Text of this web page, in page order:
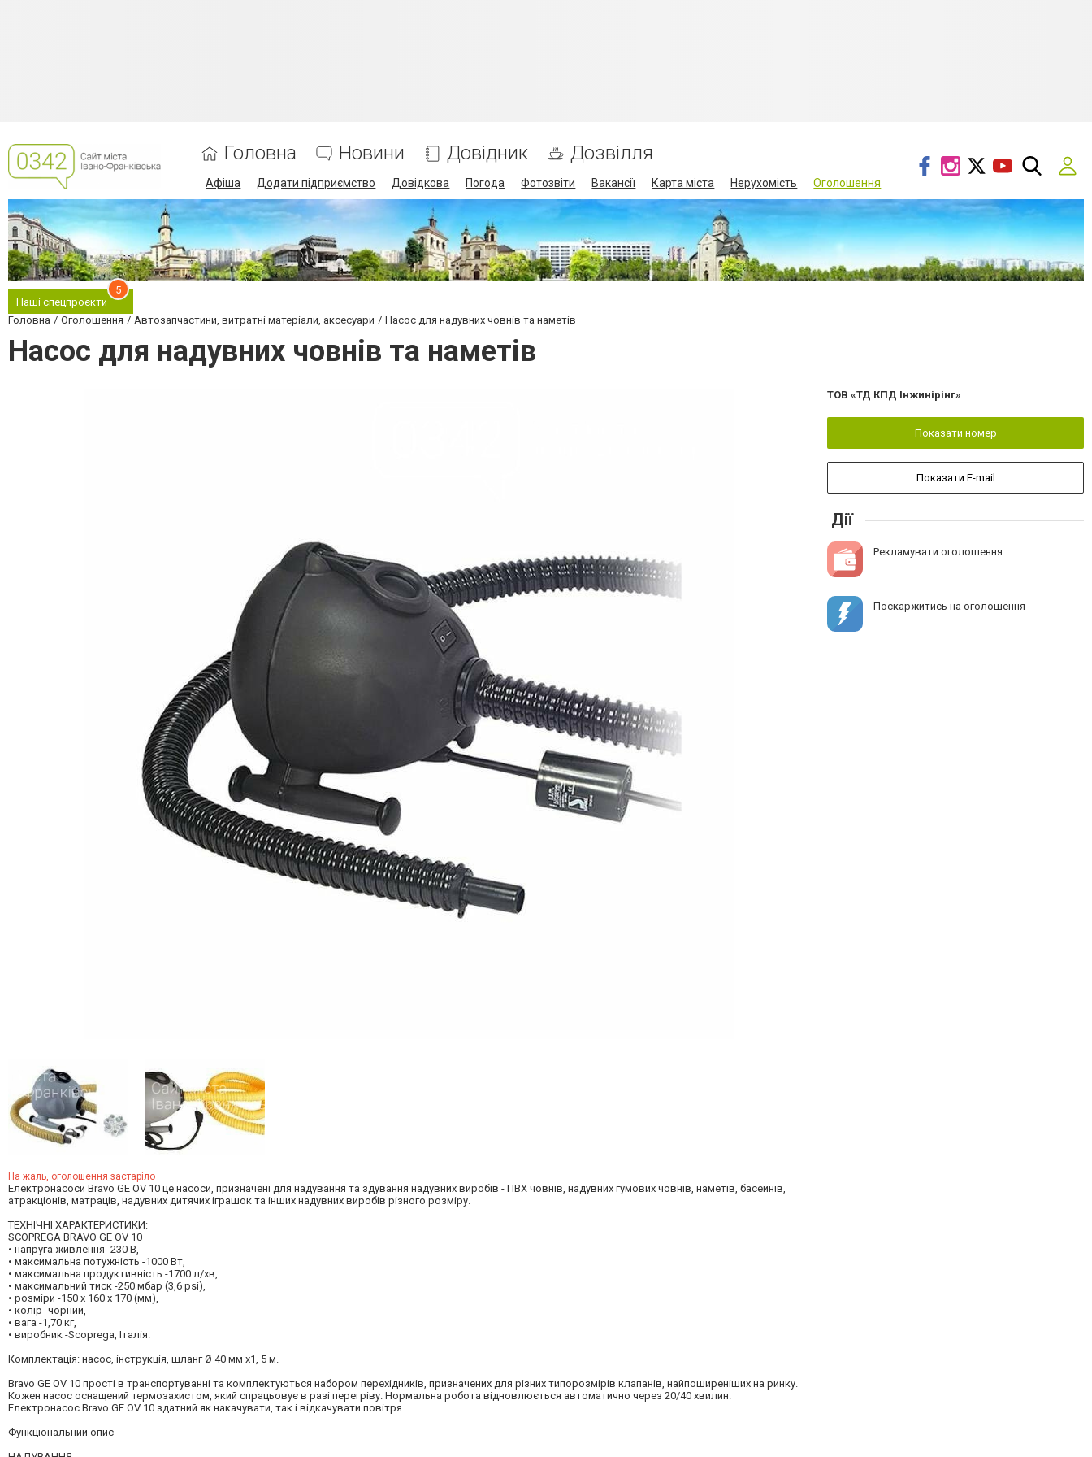
Головна Новини Довідник Дозвілля
Афіша Додати підприємство Довідкова Погода Фотозвіти Вакансії Карта міста Нерухомість Оголошення
Наші спецпроєкти
5
Головна Оголошення Автозапчастини, витратні матеріали, аксесуари Насос для надувних човнів та наметів
Насос для надувних човнів та наметів
На жаль, оголошення застаріло
Електронасоси Bravo GE OV 10 це насоси, призначені для надування та здування надувних виробів - ПВХ човнів, надувних гумових човнів, наметів, басейнів,
атракціонів, матраців, надувних дитячих іграшок та інших надувних виробів різного розміру.
ТЕХНІЧНІ ХАРАКТЕРИСТИКИ:
SCOPREGA BRAVO GE OV 10
• напруга живлення -230 В,
• максимальна потужність -1000 Вт,
• максимальна продуктивність -1700 л/хв,
• максимальний тиск -250 мбар (3,6 psi),
• розміри -150 x 160 x 170 (мм),
• колір -чорний,
• вага -1,70 кг,
• виробник -Scoprega, Італія.
Комплектація: насос, інструкція, шланг Ø 40 мм х1, 5 м.
Bravo GE OV 10 прості в транспортуванні та комплектуються набором перехідників, призначених для різних типорозмірів клапанів, найпоширеніших на ринку.
Кожен насос оснащений термозахистом, який спрацьовує в разі перегріву. Нормальна робота відновлюється автоматично через 20/40 хвилин.
Електронасос Bravo GE OV 10 здатний як накачувати, так і відкачувати повітря.
Функціональний опис
ТОВ «ТД КПД Інжинірінг»
Показати номер
Показати E-mail
Дії
Рекламувати оголошення
Поскаржитись на оголошення